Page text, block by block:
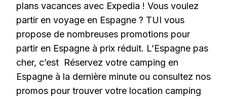
plans vacances avec Expedia ! Vous voulez
partir en voyage en Espagne ? TUI vous
propose de nombreuses promotions pour
partir en Espagne à prix réduit. L’Espagne pas
cher, c’est Réservez votre camping en
Espagne à la dernière minute ou consultez nos
promos pour trouver votre location camping